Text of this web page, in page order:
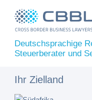
Deutschsprachige
Steuerberater und
Ihr Zielland